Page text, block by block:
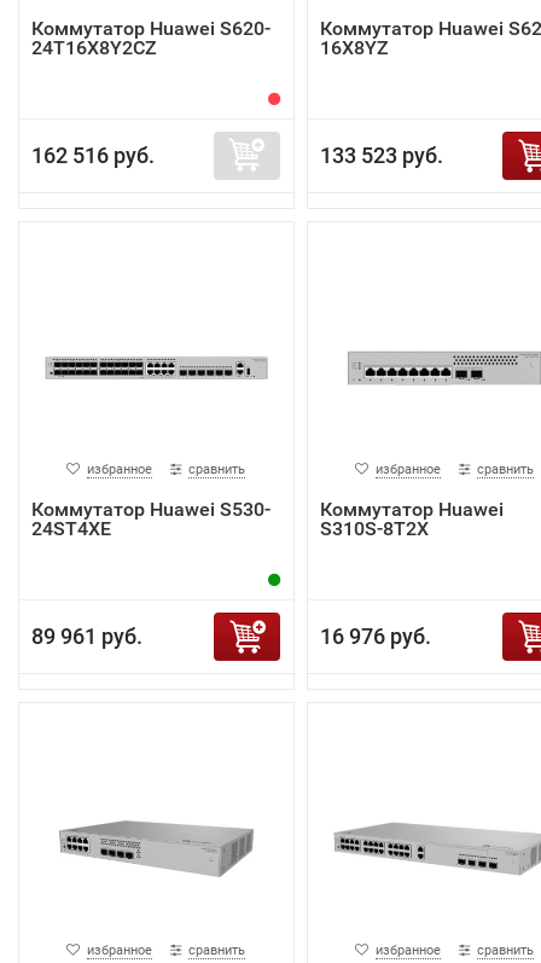
Коммутатор Huawei S620-
24T16X8Y2CZ
162 516 руб.
Коммутатор Huawei
16X8YZ
133 523 руб.
избранное сравнить
Коммутатор Huawei S530-
24ST4XE
89 961 руб.
избранное сравнить
Коммутатор Huawei
S310S-8T2X
16 976 руб.
избранное сравнить избранное сравнить